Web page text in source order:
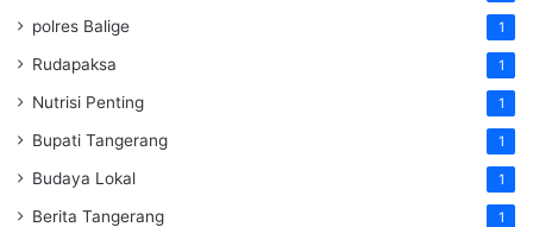
polres Balige 1
Rudapaksa 1
Nutrisi Penting 1
Bupati Tangerang 1
Budaya Lokal 1
Berita Tangerang 1